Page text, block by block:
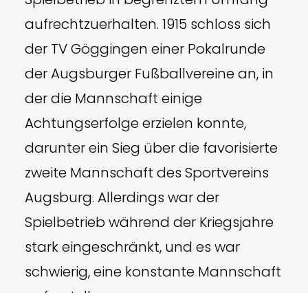
aufrechtzuerhalten. 1915 schloss sich
der TV Göggingen einer Pokalrunde
der Augsburger Fußballvereine an, in
der die Mannschaft einige
Achtungserfolge erzielen konnte,
darunter ein Sieg über die favorisierte
zweite Mannschaft des Sportvereins
Augsburg. Allerdings war der
Spielbetrieb während der Kriegsjahre
stark eingeschränkt, und es war
schwierig, eine konstante Mannschaft